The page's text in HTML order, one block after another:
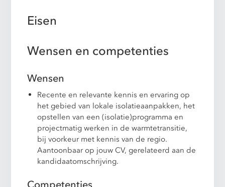
Eisen
Wensen en competenties
Wensen
Recente en relevante kennis en ervaring op
het gebied van lokale isolatieaanpakken, het
opstellen van een (isolatie)programma en
projectmatig werken in de warmtetransitie,
bij voorkeur met kennis van de regio.
Aantoonbaar op jouw CV, gerelateerd aan de
kandidaatomschrijving.